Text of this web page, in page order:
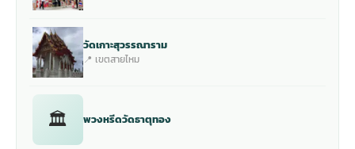
วัดเกาะสุวรรณาราม
📍 เขตสายไหม
🏛 พวงหรีดวัดธาตุทอง